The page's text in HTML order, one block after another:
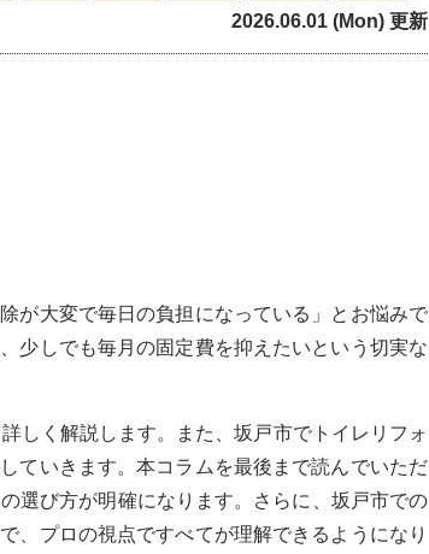
2026.06.01 (Mon) 更新
が大変で毎日の負担になっている」とお悩みで
少しでも毎月の固定費を抑えたいという切実な
しく解説します。また、坂戸市でトイレリフォ
ていきます。本コラムを最後まで読んでいただ
選び方が明確になります。さらに、坂戸市での
、プロの視点ですべてが理解できるようになり